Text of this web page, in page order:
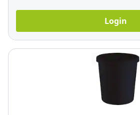
Login